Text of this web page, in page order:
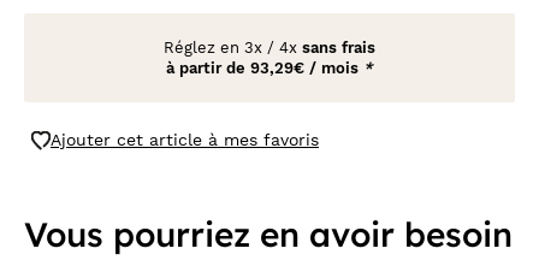
Réglez en 3x / 4x sans frais
à partir de 93,29€ / mois *
Ajouter cet article à mes favoris
Vous pourriez en avoir besoin